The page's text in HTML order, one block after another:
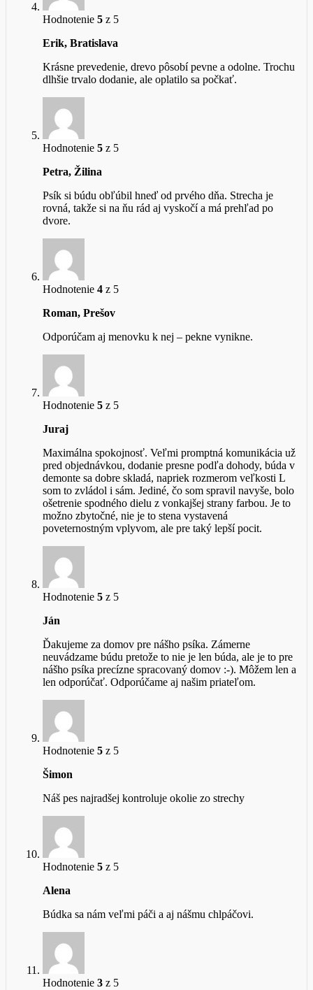
Hodnotenie 5 z 5
Erik, Bratislava
Krásne prevedenie, drevo pôsobí pevne a odolne. Trochu
dlhšie trvalo dodanie, ale oplatilo sa počkať.
Hodnotenie 5 z 5
Petra, Žilina
Psík si búdu obľúbil hneď od prvého dňa. Strecha je
rovná, takže si na ňu rád aj vyskočí a má prehľad po
dvore.
Hodnotenie 4 z 5
Roman, Prešov
Odporúčam aj menovku k nej – pekne vynikne.
Hodnotenie 5 z 5
Juraj
Maximálna spokojnosť. Veľmi promptná komunikácia už
pred objednávkou, dodanie presne podľa dohody, búda v
demonte sa dobre skladá, napriek rozmerom veľkosti L
som to zvládol i sám. Jediné, čo som spravil navyše, bolo
ošetrenie spodného dielu z vonkajšej strany farbou. Je to
možno zbytočné, nie je to stena vystavená
poveternostným vplyvom, ale pre taký lepší pocit.
Hodnotenie 5 z 5
Ján
Ďakujeme za domov pre nášho psíka. Zámerne
neuvádzame búdu pretože to nie je len búda, ale je to pre
nášho psíka precízne spracovaný domov :-). Môžem len a
len odporúčať. Odporúčame aj našim priateľom.
Hodnotenie 5 z 5
Šimon
Náš pes najradšej kontroluje okolie zo strechy
Hodnotenie 5 z 5
Alena
Búdka sa nám veľmi páči a aj nášmu chlpáčovi.
Hodnotenie 3 z 5